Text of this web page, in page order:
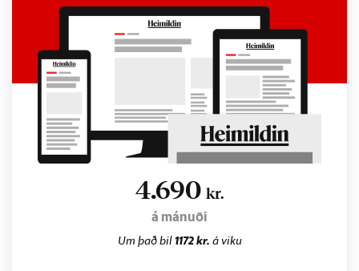
4.690 kr.
á mánuði
Um það bil1172 kr. á viku